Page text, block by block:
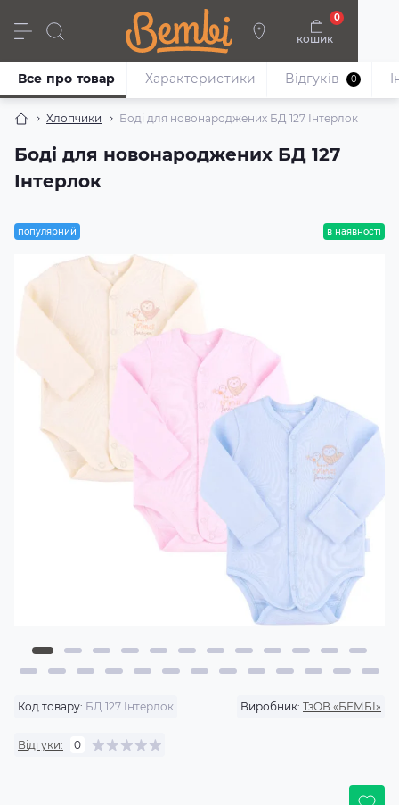
кошик
0
Дівчата Хлопці Немовлята Взуття
Хлопчики Боді для новонароджених БД 127 Інтерлок
Боді для новонароджених БД 127
Інтерлок
Все про товар Характеристики Відгуків 0
популярний в наявності
Код товару: БД 127 Інтерлок Виробник: ТзОВ «БЕМБІ»
Відгуки: 0